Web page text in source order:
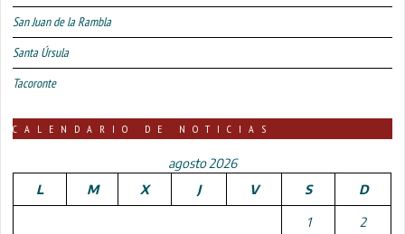
San Juan de la Rambla
Santa Úrsula
Tacoronte
CALENDARIO DE NOTICIAS
agosto 2026
L
M X J V S D
1 2